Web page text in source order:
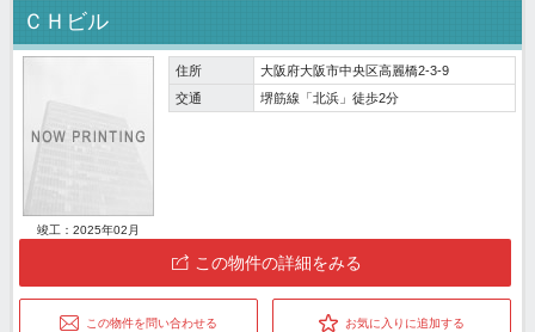
ＣＨビル
竣工：2025年02月
住所
大阪府大阪市中央区高麗橋2-3-9
交通
堺筋線「北浜」徒歩2分
この物件の詳細をみる
この物件を問い合わせる お気に入りに追加する